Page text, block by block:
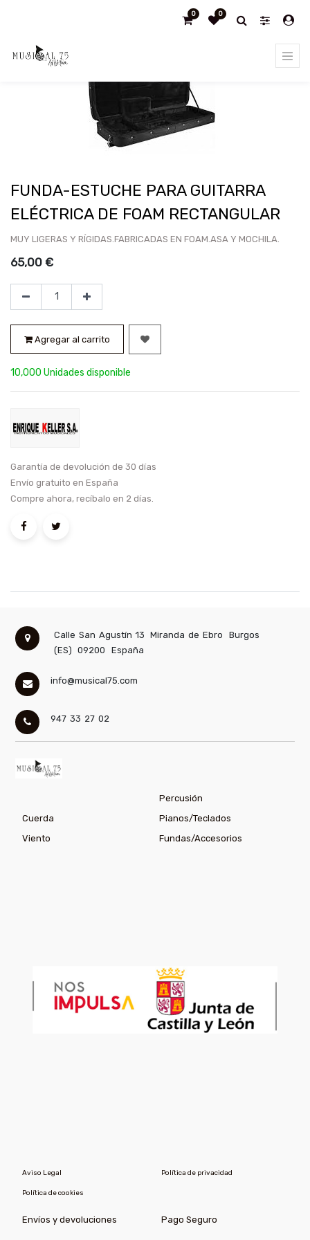
0 0
FUNDA-ESTUCHE PARA GUITARRA ELÉCTRICA DE
FUNDA-ESTUCHE PARA GUITARRA
ELÉCTRICA DE FOAM RECTANGULAR
MUY LIGERAS Y RÍGIDAS.FABRICADAS EN FOAM.ASA Y MOCHILA.
65,00 €
Agregar al carrito
10,000 Unidades disponible
Garantía de devolución de 30 días
Envío gratuito en España
Compre ahora, recíbalo en 2 días.
Calle San Agustín 13 Miranda de Ebro
Burgos
(ES)
09200 España
info@musical75.com
947 33 27 02
Percusión
Cuerda
Pianos/Teclados
Viento
Fundas/Accesorios
Aviso Legal Política de privacidad
Política de cookies
Envíos y devoluciones Pago Seguro